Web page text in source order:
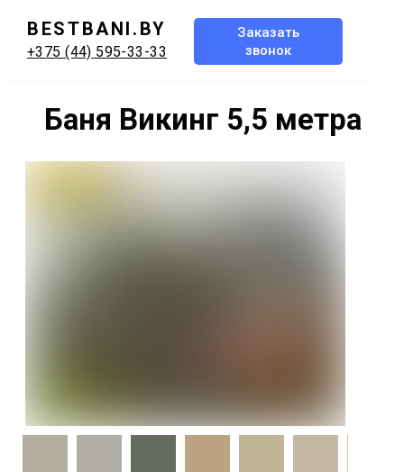
+375 (44) 595-33-33
Заказать
звонок
BESTBANI.BY
Баня Викинг 5,5 метра